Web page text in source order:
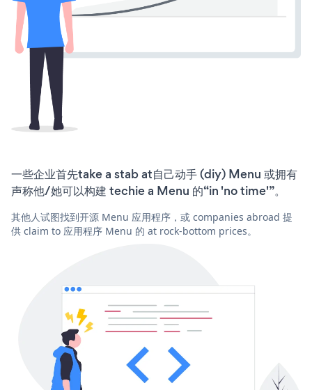
一些企业首先take a stab at自己动手 (diy) Menu 或拥有
声称他/她可以构建 techie a Menu 的“in 'no time'”。
其他人试图找到开源 Menu 应用程序，或 companies abroad 提
供 claim to 应用程序 Menu 的 at rock-bottom prices。